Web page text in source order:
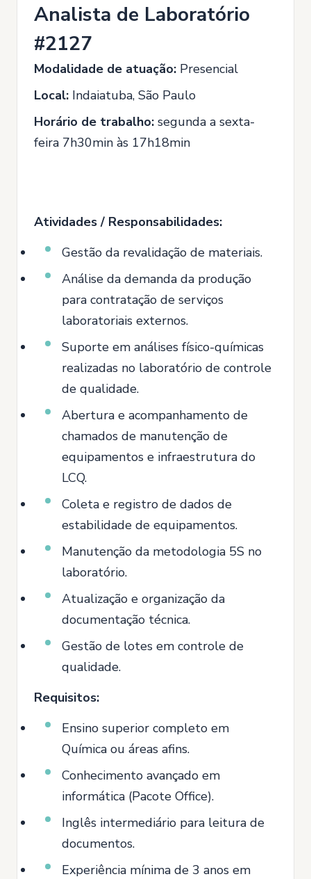
Analista de Laboratório
#2127
Modalidade de atuação: Presencial
Local: Indaiatuba, São Paulo
Horário de trabalho: segunda a sexta-
feira 7h30min às 17h18min
Atividades / Responsabilidades:
Gestão da revalidação de materiais.
Análise da demanda da produção
para contratação de serviços
laboratoriais externos.
Suporte em análises físico-químicas
realizadas no laboratório de controle
de qualidade.
Abertura e acompanhamento de
chamados de manutenção de
equipamentos e infraestrutura do
LCQ.
Coleta e registro de dados de
estabilidade de equipamentos.
Manutenção da metodologia 5S no
laboratório.
Atualização e organização da
documentação técnica.
Gestão de lotes em controle de
qualidade.
Requisitos:
Ensino superior completo em
Química ou áreas afins.
Conhecimento avançado em
informática (Pacote Office).
Inglês intermediário para leitura de
documentos.
Experiência mínima de 3 anos em